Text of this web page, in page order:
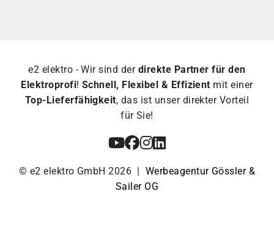
e2 elektro - Wir sind der direkte Partner für den
Elektroprofi! Schnell, Flexibel & Effizient mit einer
Top-Lieferfähigkeit, das ist unser direkter Vorteil
für Sie!
© e2 elektro GmbH 2026 | Werbeagentur Gössler &
Sailer OG